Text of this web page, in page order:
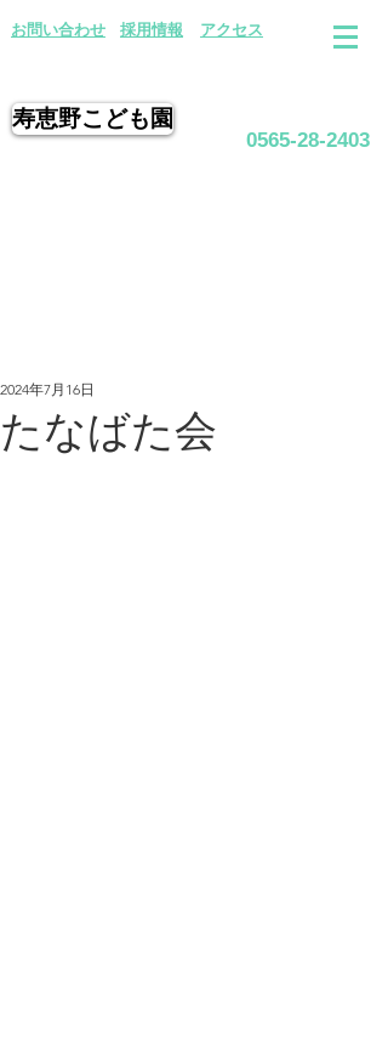
​お問い合わせ 採用情報 アクセス
寿恵野こども園
0565-28-2403
たなばた会
2024年7月16日